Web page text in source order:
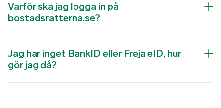
Varför ska jag logga in på
bostadsratterna.se?
Jag har inget BankID eller Freja eID, hur
gör jag då?